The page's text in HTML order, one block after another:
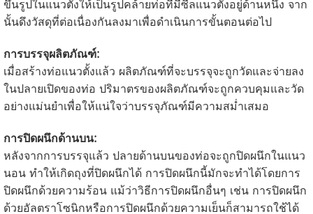
ขึ้นรูปในแนวตั้งให้เป็นรูปคล้ายท่อที่มีซีลแนวตั้งอยู่ด้านหนึ่ง จาก
นั้นดึงวัสดุที่ต่อเนื่องกันลงมาเพื่อดำเนินการขั้นตอนต่อไป
การบรรจุผลิตภัณฑ์:
เมื่อสร้างท่อแนวตั้งแล้ว ผลิตภัณฑ์ที่จะบรรจุจะถูกวัดและจ่ายลง
ในปลายเปิดของท่อ ปริมาตรของผลิตภัณฑ์จะถูกควบคุมและวัด
อย่างแม่นยำเพื่อให้แน่ใจว่าบรรจุภัณฑ์มีความสม่ำเสมอ
การปิดผนึกด้านบน:
หลังจากการบรรจุแล้ว ปลายด้านบนของท่อจะถูกปิดผนึกในแนว
นอน ทำให้เกิดถุงที่ปิดผนึกได้ การปิดผนึกนี้มักจะทำได้โดยการ
ปิดผนึกด้วยความร้อน แม้ว่าวิธีการปิดผนึกอื่นๆ เช่น การปิดผนึก
ด้วยอัลตราโซนิกหรือการปิดผนึกด้วยความเย็นก็สามารถใช้ได้